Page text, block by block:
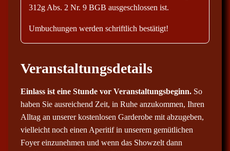
312g Abs. 2 Nr. 9 BGB ausgeschlossen ist.
Umbuchungen werden schriftlich bestätigt!
Veranstaltungsdetails
Einlass ist eine Stunde vor Veranstaltungsbeginn. So
haben Sie ausreichend Zeit, in Ruhe anzukommen, Ihren
Alltag an unserer kostenlosen Garderobe mit abzugeben,
vielleicht noch einen Aperitif in unserem gemütlichen
Foyer einzunehmen und wenn das Showzelt dann